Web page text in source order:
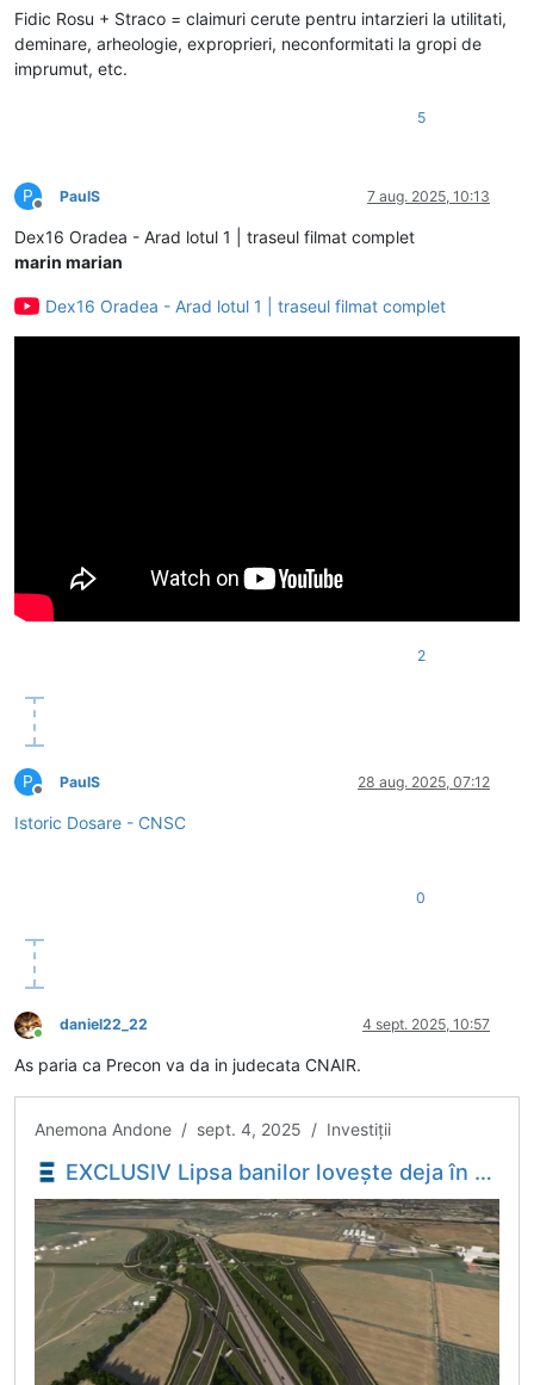
Fidic Rosu + Straco = claimuri cerute pentru intarzieri la utilitati,
deminare, arheologie, exproprieri, neconformitati la gropi de
imprumut, etc.
5
P
Deconectat
PaulS 7 aug. 2025, 10:13
Dex16 Oradea - Arad lotul 1 | traseul filmat complet
marin marian
Dex16 Oradea - Arad lotul 1 | traseul filmat complet
2
P
Deconectat
PaulS 28 aug. 2025, 07:12
Istoric Dosare - CNSC
0
Conectat
daniel22_22 4 sept. 2025, 10:57
As paria ca Precon va da in judecata CNAIR.
Anemona Andone / sept. 4, 2025 / Investiţii
EXCLUSIV Lipsa banilor lovește deja în construcția autostrăzilor: Guvernul cere constructorilor să amâne lucrările. Primul proiect afectat e chiar la Bolojan acasă - Economica.net